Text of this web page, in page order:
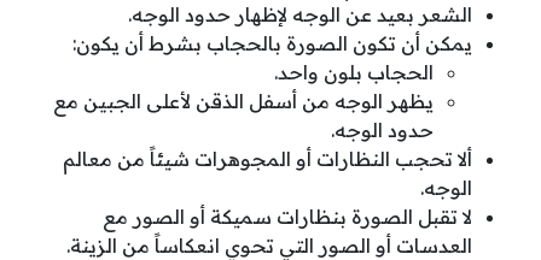
الشعر بعيد عن الوجه لإظهار حدود الوجه.
يمكن أن تكون الصورة بالحجاب بشرط أن يكون:
الحجاب بلون واحد.
يظهر الوجه من أسفل الذقن لأعلى الجبين مع
حدود الوجه.
ألا تحجب النظارات أو المجوهرات شيئاً من معالم
الوجه.
لا تقبل الصورة بنظارات سميكة أو الصور مع
العدسات أو الصور التي تحوي انعكاساً من الزينة.